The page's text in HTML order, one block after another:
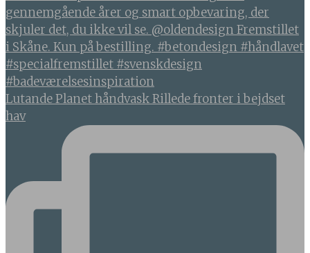
Lutande Planet håndvask Rillede fronter i bejdset
hav